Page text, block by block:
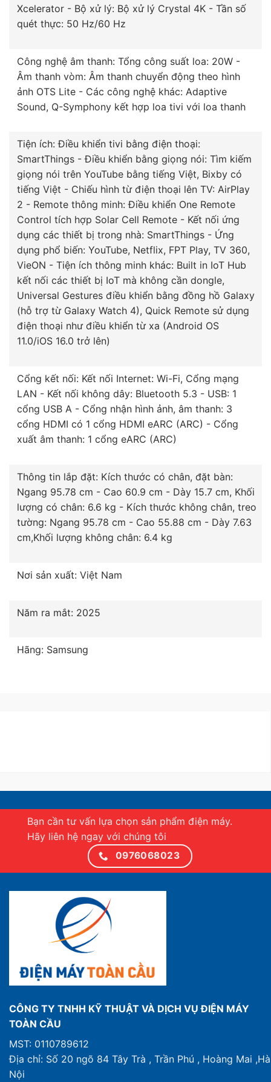
Xcelerator - Bộ xử lý: Bộ xử lý Crystal 4K - Tần số
quét thực: 50 Hz/60 Hz
Công nghệ âm thanh: Tổng công suất loa: 20W -
Âm thanh vòm: Âm thanh chuyển động theo hình
ảnh OTS Lite - Các công nghệ khác: Adaptive
Sound, Q-Symphony kết hợp loa tivi với loa thanh
Tiện ích: Điều khiển tivi bằng điện thoại:
SmartThings - Điều khiển bằng giọng nói: Tìm kiếm
giọng nói trên YouTube bằng tiếng Việt, Bixby có
tiếng Việt - Chiếu hình từ điện thoại lên TV: AirPlay
2 - Remote thông minh: Điều khiển One Remote
Control tích hợp Solar Cell Remote - Kết nối ứng
dụng các thiết bị trong nhà: SmartThings - Ứng
dụng phổ biến: YouTube, Netflix, FPT Play, TV 360,
VieON - Tiện ích thông minh khác: Built in IoT Hub
kết nối các thiết bị IoT mà không cần dongle,
Universal Gestures điều khiển bằng đồng hồ Galaxy
(hỗ trợ từ Galaxy Watch 4), Quick Remote sử dụng
điện thoại như điều khiển từ xa (Android OS
11.0/iOS 16.0 trở lên)
Cổng kết nối: Kết nối Internet: Wi-Fi, Cổng mạng
LAN - Kết nối không dây: Bluetooth 5.3 - USB: 1
cổng USB A - Cổng nhận hình ảnh, âm thanh: 3
cổng HDMI có 1 cổng HDMI eARC (ARC) - Cổng
xuất âm thanh: 1 cổng eARC (ARC)
Thông tin lắp đặt: Kích thước có chân, đặt bàn:
Ngang 95.78 cm - Cao 60.9 cm - Dày 15.7 cm, Khối
lượng có chân: 6.6 kg - Kích thước không chân, treo
tường: Ngang 95.78 cm - Cao 55.88 cm - Dày 7.63
cm,Khối lượng không chân: 6.4 kg
Nơi sản xuất: Việt Nam
Năm ra mắt: 2025
Hãng: Samsung
Bạn cần tư vấn lựa chọn sản phẩm điện máy.
Hãy liên hệ ngay với chúng tôi
0976068023
CÔNG TY TNHH KỸ THUẬT VÀ DỊCH VỤ ĐIỆN MÁY
TOÀN CẦU
MST: 0110789612
Địa chỉ: Số 20 ngõ 84 Tây Trà , Trần Phú , Hoàng Mai ,Hà
Nội